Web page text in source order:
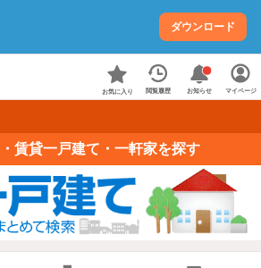
ダウンロード
お気に入り 閲覧履歴 お知らせ マイページ
賃貸一戸建て・一軒家を探す